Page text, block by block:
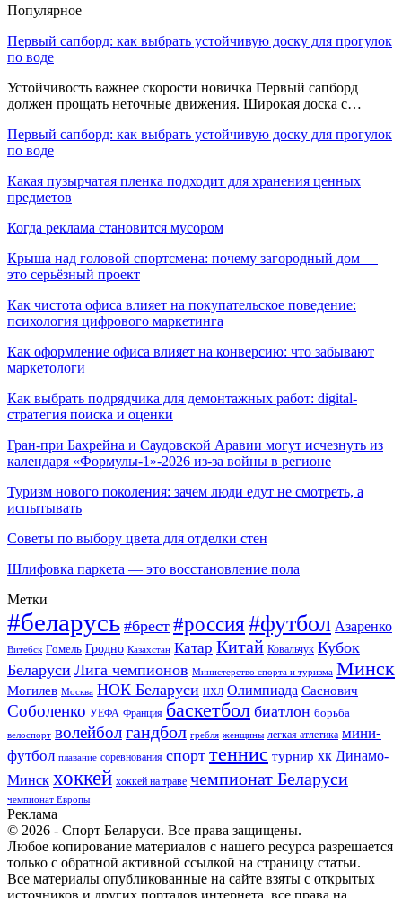
Популярное
Первый сапборд: как выбрать устойчивую доску для прогулок
по воде
Устойчивость важнее скорости новичка Первый сапборд
должен прощать неточные движения. Широкая доска с…
Первый сапборд: как выбрать устойчивую доску для прогулок
по воде
Какая пузырчатая пленка подходит для хранения ценных
предметов
Когда реклама становится мусором
Крыша над головой спортсмена: почему загородный дом —
это серьёзный проект
Как чистота офиса влияет на покупательское поведение:
психология цифрового маркетинга
Как оформление офиса влияет на конверсию: что забывают
маркетологи
Как выбрать подрядчика для демонтажных работ: digital-
стратегия поиска и оценки
Гран-при Бахрейна и Саудовской Аравии могут исчезнуть из
календаря «Формулы-1»-2026 из-за войны в регионе
Туризм нового поколения: зачем люди едут не смотреть, а
испытывать
Советы по выбору цвета для отделки стен
Шлифовка паркета — это восстановление пола
Метки
#беларусь #брест #россия#футбол Азаренко
Витебск Гомель Гродно Казахстан Катар Китай Ковальчук Кубок
Беларуси Лига чемпионов Министерство спорта и туризма Минск
Могилев Москва НОК Беларуси НХЛ Олимпиада Саснович
Соболенко УЕФА Франция баскетбол биатлон борьба
велоспорт волейболгандбол гребля женщины легкая атлетика мини-
футбол плавание соревнования спорт теннис турнир хк Динамо-
Минск хоккей хоккей на траве чемпионат Беларуси
чемпионат Европы
Реклама
© 2026 - Спорт Беларуси. Все права защищены.
Любое копирование материалов с нашего ресурса разрешается
только с обратной активной ссылкой на страницу статьи.
Все материалы опубликованные на сайте взяты с открытых
источников и других порталов интернета, все права на